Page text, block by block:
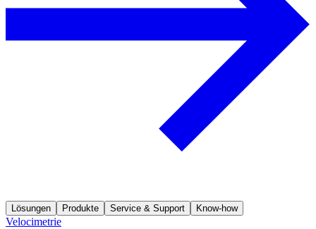
Lösungen Produkte Service & Support Know-how
Velocimetrie